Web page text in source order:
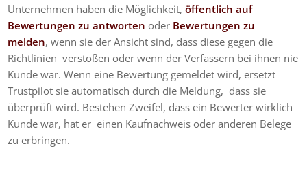
Unternehmen haben die Möglichkeit,öffentlich auf
Bewertungen zu antworten oder Bewertungen zu
melden, wenn sie der Ansicht sind, dass diese gegen die
Richtlinien verstoßen oder wenn der Verfassern bei ihnen nie
Kunde war.Wenn eine Bewertung gemeldet wird, ersetzt
Trustpilot sie automatisch durch die Meldung, dass sie
überprüft wird. Bestehen Zweifel, dass ein Bewerter wirklich
Kunde war, hat er einen Kaufnachweis oder anderen Belege
zu erbringen.